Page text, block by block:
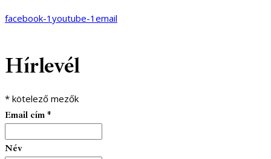
facebook-1 youtube-1 email
Hírlevél
* kötelező mezők
Email cím *
Név